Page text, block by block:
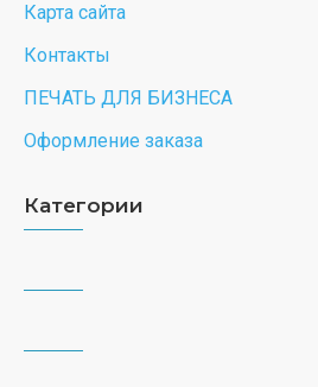
Карта сайта
Контакты
ПЕЧАТЬ ДЛЯ БИЗНЕСА
Оформление заказа
Категории